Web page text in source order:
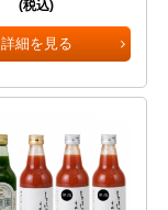
(税込)
詳細を見る